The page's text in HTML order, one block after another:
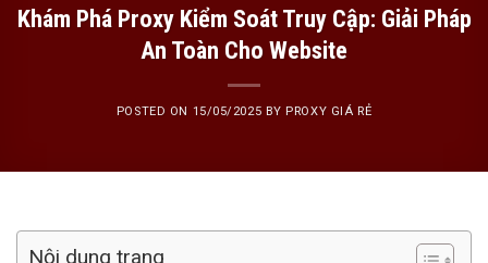
Khám Phá Proxy Kiểm Soát Truy Cập: Giải Pháp
An Toàn Cho Website
POSTED ON 15/05/2025 BY PROXY GIÁ RẺ
Nội dung trang